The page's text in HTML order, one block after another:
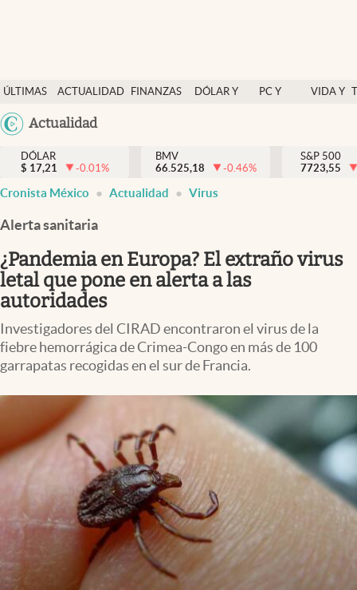
ÚLTIMAS
NOTICIAS
ACTUALIDAD
FINANZAS
DÓLAR Y
PC Y
VIDA Y
México
Actualidad
Actualidad
Finanzas y economía
Dólar y mercados
Pc y celular
Vida y estilo
Tv
Clima
Espiritualidad
abre en nueva pestaña
DÓLAR
$ 17,21 -0.01%
BMV
66.525,18
-0.46%
S&P 500
7723,55
Cronista México Actualidad Virus
Alerta sanitaria
¿Pandemia en Europa? El extraño virus
letal que pone en alerta a las
autoridades
Investigadores del CIRAD encontraron el virus de la
fiebre hemorrágica de Crimea-Congo en más de 100
garrapatas recogidas en el sur de Francia.